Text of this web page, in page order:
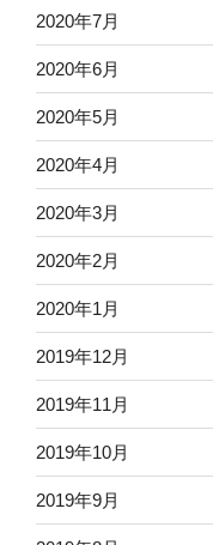
2020年7月
2020年6月
2020年5月
2020年4月
2020年3月
2020年2月
2020年1月
2019年12月
2019年11月
2019年10月
2019年9月